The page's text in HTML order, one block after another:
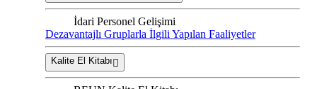
İdari Personel Gelişimi
Dezavantajlı Gruplarla İlgili Yapılan Faaliyetler
Kalite El Kitabı